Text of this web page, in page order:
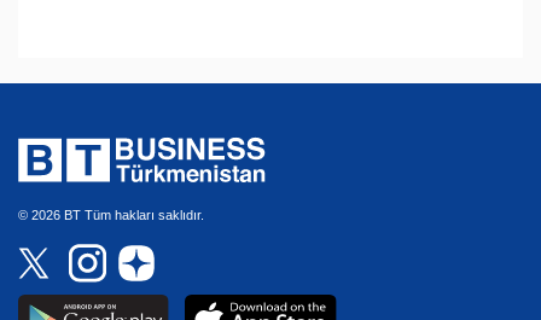
© 2026 BT Tüm hakları saklıdır.